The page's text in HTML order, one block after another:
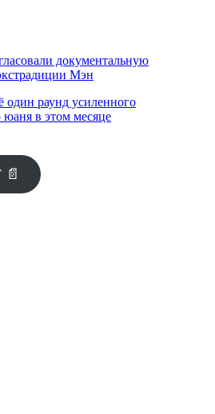
документальную
Мэн
раунд усиленного
юаня в этом месяце
📄